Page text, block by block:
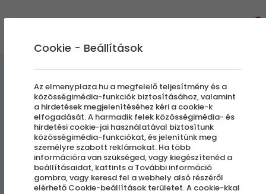
Sétarepülés Gyrocopterrel
Dunakeszi
Cookie - Beállítások
Az elmenyplaza.hu a megfelelő teljesítmény és a
közösségimédia-funkciók biztosításához, valamint
a hirdetések megjelenítéséhez kéri a cookie-k
elfogadását. A harmadik felek közösségimédia- és
hirdetési cookie-jai használatával biztosítunk
közösségimédia-funkciókat, és jelenítünk meg
személyre szabott reklámokat. Ha több
információra van szükséged, vagy kiegészítenéd a
beállításaidat, kattints a További információ
gombra, vagy keresd fel a webhely alsó részéről
elérhető Cookie-beállítások területet. A cookie-kkal